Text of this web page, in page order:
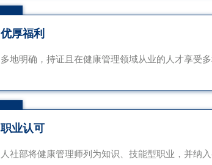
优厚福利
多地明确，持证且在健康管理领域从业的人才享受
职业认可
人社部将健康管理师列为知识、技能型职业，并纳入